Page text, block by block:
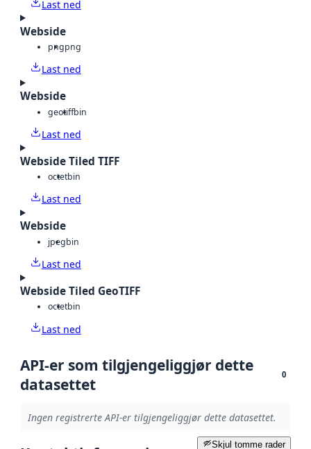
Last ned
Webside
pngpng
Last ned
Webside
geotiffbin
Last ned
Webside Tiled TIFF
octetbin
Last ned
Webside
jpegbin
Last ned
Webside Tiled GeoTIFF
octetbin
Last ned
API-er som tilgjengeliggjør dette
datasettet
0
Ingen registrerte API-er tilgjengeliggjør dette datasettet.
Skjul tomme rader